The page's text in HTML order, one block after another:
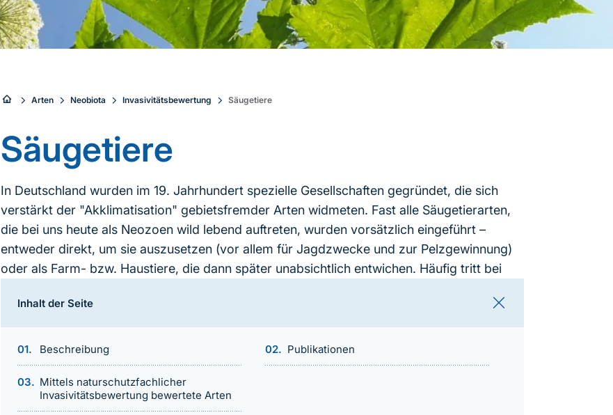
Sie
sind
hier:
Arten Neobiota Invasivitätsbewertung Säugetiere
Säugetiere
In Deutschland wurden im 19. Jahrhundert spezielle Gesellschaften gegründet, die sich
verstärkt der "Akklimatisation" gebietsfremder Arten widmeten. Fast alle Säugetierarten,
die bei uns heute als Neozoen wild lebend auftreten, wurden vorsätzlich eingeführt –
entweder direkt, um sie auszusetzen (vor allem für Jagdzwecke und zur Pelzgewinnung)
oder als Farm- bzw. Haustiere, die dann später unabsichtlich entwichen. Häufig tritt bei
Inhaltsnavigation
Inhalt der Seite
Beschreibung Publikationen
Mittels naturschutzfachlicher
Invasivitätsbewertung bewertete Arten